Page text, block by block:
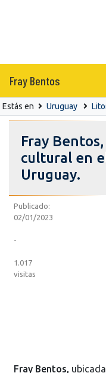
Fray Bentos
Estás en Uruguay
Fray
cultural en
Uruguay.
Publicado:
02/01/2023
-
1.017
visitas
Fray Bentos,